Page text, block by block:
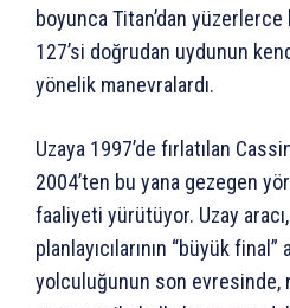
boyunca Titan’dan
127’si doğrudan uydunun
yönelik manevralardı.
Uzaya 1997’de fırlatılan
2004’ten bu yana gezegen
faaliyeti yürütüyor. Uzay
planlayıcılarının “büyük
yolculuğunun son evresinde,